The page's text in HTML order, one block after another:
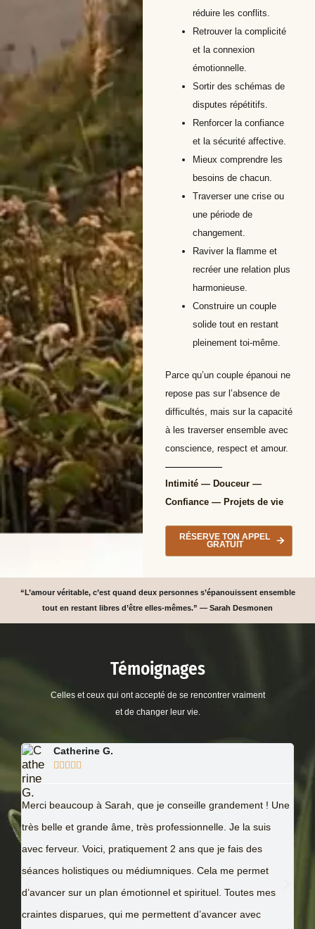
réduire les conflits.
Retrouver la complicité
et la connexion
émotionnelle.
Sortir des schémas de
disputes répétitifs.
Renforcer la confiance
et la sécurité affective.
Mieux comprendre les
besoins de chacun.
Traverser une crise ou
une période de
changement.
Raviver la flamme et
recréer une relation plus
harmonieuse.
Construire un couple
solide tout en restant
pleinement toi-même.
Parce qu’un couple épanoui ne
repose pas sur l’absence de
difficultés, mais sur la capacité
à les traverser ensemble avec
conscience, respect et amour.
Intimité — Douceur —
Confiance — Projets de vie
RÉSERVE TON APPEL
GRATUIT
“L’amour véritable, c’est quand deux personnes s’épanouissent ensemble
tout en restant libres d’être elles-mêmes.” — Sarah Desmonen
Témoignages
Celles et ceux qui ont accepté de se rencontrer vraiment
et de changer leur vie.
grandement ! Une
Je la suis
je fais des
me permet
Toutes mes
avec